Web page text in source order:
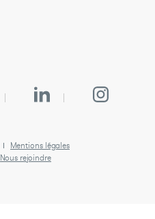
Mentions légales
Nous rejoindre